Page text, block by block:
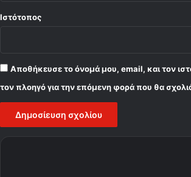
Ιστότοπος
Αποθήκευσε το όνομά μου, email, και τον
τον πλοηγό για την επόμενη φορά που θα